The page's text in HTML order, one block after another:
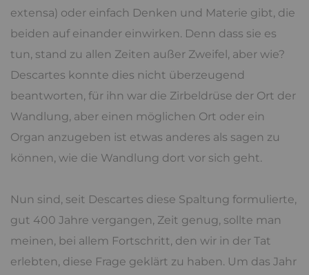
extensa) oder einfach Denken und Materie gibt, die
beiden auf einander einwirken. Denn dass sie es
tun, stand zu allen Zeiten außer Zweifel, aber wie?
Descartes konnte dies nicht überzeugend
beantworten, für ihn war die Zirbeldrüse der Ort der
Wandlung, aber einen möglichen Ort oder ein
Organ anzugeben ist etwas anderes als sagen zu
können, wie die Wandlung dort vor sich geht.
Nun sind, seit Descartes diese Spaltung formulierte,
gut 400 Jahre vergangen, Zeit genug, sollte man
meinen, bei allem Fortschritt, den wir in der Tat
erlebten, diese Frage geklärt zu haben. Um das Jahr